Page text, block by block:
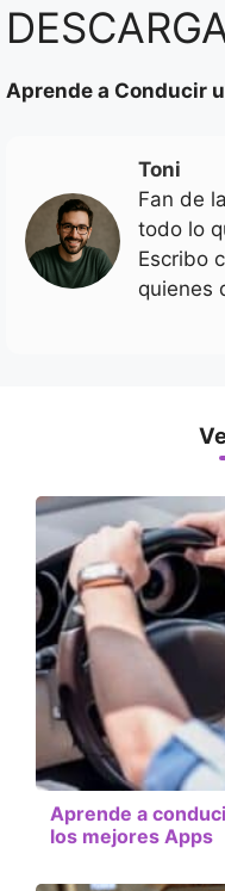
Aprende a Conducir
Toni
Fan de
todo lo
Escribo
quienes
Aprende a
los mejores Apps